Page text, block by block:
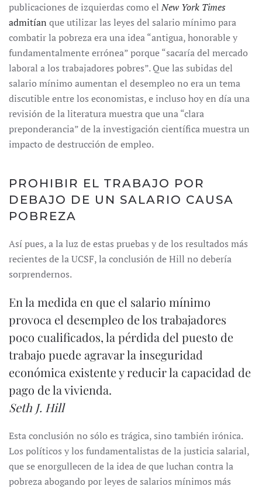
publicaciones de izquierdas como elNew York Times
admitían que utilizar las leyes del salario mínimo para
combatir la pobreza era una idea “antigua, honorable y
fundamentalmente errónea” porque “sacaría del mercado
laboral a los trabajadores pobres”. Que las subidas del
salario mínimo aumentan el desempleo no era un tema
discutible entre los economistas, e incluso hoy en día una
revisión de la literatura muestra que una “clara
preponderancia” de la investigación científica muestra un
impacto de destrucción de empleo.
PROHIBIR EL TRABAJO POR
DEBAJO DE UN SALARIO CAUSA
POBREZA
Así pues, a la luz de estas pruebas y de los resultados más
recientes de la UCSF, la conclusión de Hill no debería
sorprendernos.
En la medida en que el salario mínimo
provoca el desempleo de los trabajadores
poco cualificados, la pérdida del puesto de
trabajo puede agravar la inseguridad
económica existente y reducir la capacidad de
pago de la vivienda.
Seth J. Hill
Esta conclusión no sólo es trágica, sino también irónica.
Los políticos y los fundamentalistas de la justicia salarial,
que se enorgullecen de la idea de que luchan contra la
pobreza abogando por leyes de salarios mínimos más